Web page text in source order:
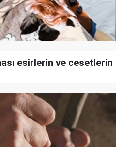
esirlerin ve cesetlerin